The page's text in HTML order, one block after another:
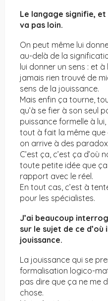
Le langage signifie, et
va pas loin.
On peut même lui
au-delà de la
lui donner un sens : et
jamais rien trouvé de
sens de la jouissance.
Mais enfin ça tourne,
qu’à se fier à son seul
puissance formelle à
tout à fait la même que
on arrive à des
C’est ça, c’est ça d’où
toute petite idée que
rapport avec le réel.
En tout cas, c’est à
pour les spécialistes.
J’ai beaucoup
sur le sujet de ce
jouissance.
La jouissance qui se
formalisation logico-
pas dire que ça ne me
chose.